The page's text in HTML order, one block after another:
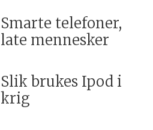
Smarte telefoner,
late mennesker
Slik brukes Ipod i
krig